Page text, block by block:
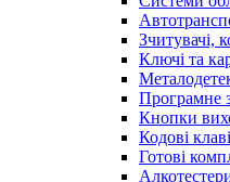
Зчитувачі,
Ключі та
Програмне
Кнопки
Кодові
Готові